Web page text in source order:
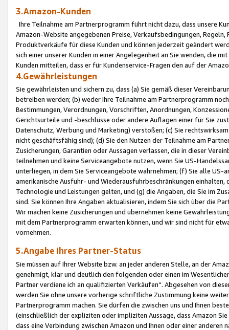
3.Amazon-Kunden
Ihre Teilnahme am Partnerprogramm führt nicht dazu, dass unsere
Amazon-Website angegebenen Preise, Verkaufsbedingungen,
Produktverkäufe für diese Kunden und können jederzeit geändert
sich einer unserer Kunden in einer Angelegenheit an Sie wenden, die
Kunden mitteilen, dass er für Kundenservice-Fragen den auf der
4.Gewährleistungen
Sie gewährleisten und sichern zu, dass (a) Sie gemäß dieser
betreiben werden; (b) weder Ihre Teilnahme am Partnerprogramm
Bestimmungen, Verordnungen, Vorschriften, Anordnungen,
Gerichtsurteile und -beschlüsse oder andere Auflagen einer für Sie
Datenschutz, Werbung und Marketing) verstoßen; (c) Sie
nicht geschäftsfähig sind); (d) Sie den Nutzen der Teilnahme am
Zusicherungen, Garantien oder Aussagen verlassen, die in dieser
teilnehmen und keine Serviceangebote nutzen, wenn Sie US-
unterliegen, in dem Sie Serviceangebote wahrnehmen; (f) Sie alle
amerikanische Ausfuhr- und Wiederausfuhrbeschränkungen
Technologie und Leistungen gelten, und (g) die Angaben, die Sie im
sind. Sie können Ihre Angaben aktualisieren, indem Sie sich über die
Wir machen keine Zusicherungen und übernehmen keine
mit dem Partnerprogramm erwarten können, und wir sind nicht für
vornehmen.
5.Angabe Ihres Partner-Status
Sie müssen auf Ihrer Website bzw. an jeder anderen Stelle, an der
genehmigt, klar und deutlich den folgenden oder einen im
Partner verdiene ich an qualifizierten Verkäufen“. Abgesehen von
werden Sie ohne unsere vorherige schriftliche Zustimmung keine
Partnerprogramm machen. Sie dürfen die zwischen uns und Ihnen
(einschließlich der expliziten oder impliziten Aussage, dass Amazon
dass eine Verbindung zwischen Amazon und Ihnen oder einer